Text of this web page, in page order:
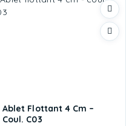
Ablet Flottant 4 Cm –
Coul. C03